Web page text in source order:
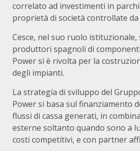
correlato ad investimenti in
proprietà di società controllate da
Cesce, nel suo ruolo istituzionale,
produttori spagnoli di
Power si è rivolta per la
degli impianti.
La strategia di sviluppo del
Power si basa sul finanziamento
flussi di cassa generati, in
esterne soltanto quando sono a
costi competitivi, e con partner